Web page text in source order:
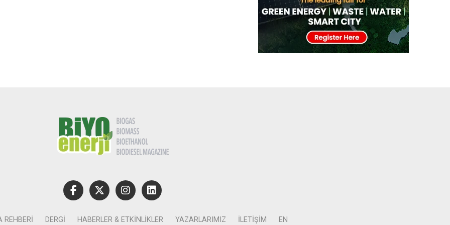
REHBERI DERGI HABERLER & ETKINLIKLER YAZARLARIMIZ İLETIŞIM EN